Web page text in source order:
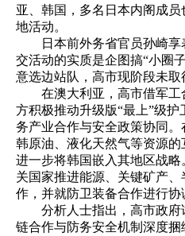
亚、韩国，多名日本内阁成
地活动。
日本前外务省官员孙崎享
交活动的实质是企图搞“小圈
意选边站队，高市现阶段未取
在澳大利亚，高市借军工
方积极推动升级版“最上”级
务产业合作与安全政策协同
韩原油、液化天然气等资源
进一步将韩国嵌入其地区战
关国家推进能源、关键矿产
作，并就防卫装备合作进行协
分析人士指出，高市政府
链合作与防务安全机制深度捆